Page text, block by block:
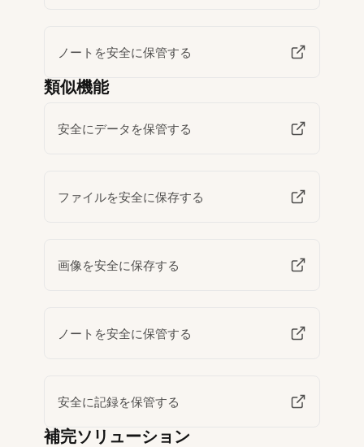
ノートを安全に保管する
類似機能
安全にデータを保管する
ファイルを安全に保存する
画像を安全に保存する
ノートを安全に保管する
安全に記録を保管する
補完ソリューション